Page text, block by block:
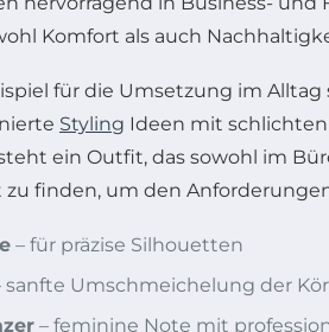
Komfort als auch
für die Umsetzung im
Styling Ideen mit schlichten
ein Outfit, das sowohl im
finden, um den
– für präzise Silhouetten
sanfte Umschmeichelung der
– feminine Note mit